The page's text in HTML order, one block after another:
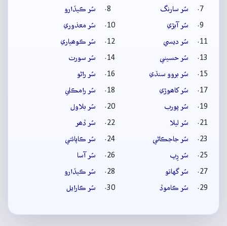
سُر سارنگ
سُر ڪيڏارو
سُر آبڙي
سُر معذوري
سُر ديسي
سُر ڪوھياري
سُر حسيني
سُر سورٺ
سُر بروو سنڌي
سُر راڻو
سُر کاھوڙي
سُر رامڪلي
سُر پورب
سُر بلاول
سُر ليلا
سُر ڏھر
سُر جاجڪاڻي
سُر ڪاپائتي
سُر رِپ
سُر آسا
سُر گهاتو
سُر ڪيڏارو
سُر ڪاموڏ
سُر ڪارايل